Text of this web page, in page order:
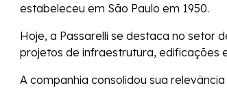
estabeleceu em São Paulo em 1950.
Hoje, a Passarelli se destaca no setor
projetos de infraestrutura, edificações
A companhia consolidou sua